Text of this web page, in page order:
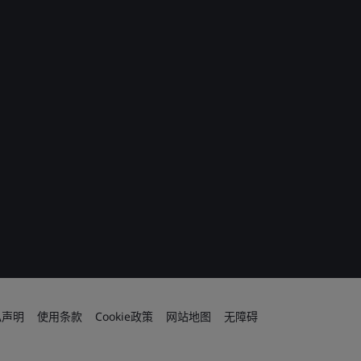
明 使用条款 Cookie政策 网站地图 无障碍